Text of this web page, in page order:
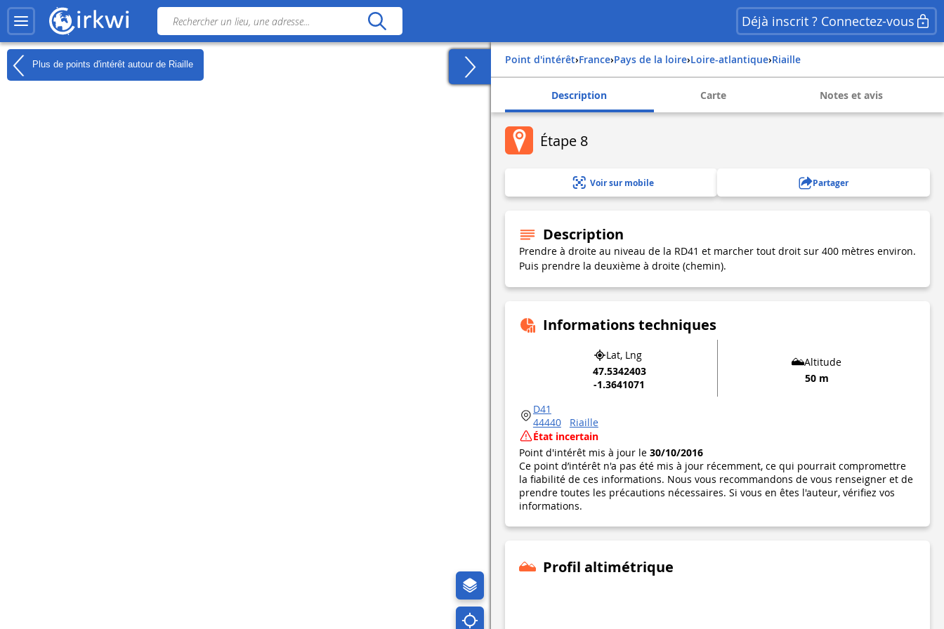
Déjà inscrit ? Connectez-vous
Plus de points d'intérêt autour de Riaille Point d'intérêt› france› pays de la loire› loire-atlantique› riaille
Description Carte Notes et avis
Étape 8
Voir sur mobile Partager
Description
Prendre à droite au niveau de la RD41 et marcher tout droit sur 400 mètres environ.
Puis prendre la deuxième à droite (chemin).
Informations techniques
Lat, Lng
47.5342403
-1.3641071
Altitude
50 m
D41
44440
Riaille
État incertain
Point d'intérêt mis à jour le 30/10/2016
Ce point d’intérêt n'a pas été mis à jour récemment, ce qui pourrait compromettre
la fiabilité de ces informations. Nous vous recommandons de vous renseigner et de
prendre toutes les précautions nécessaires. Si vous en êtes l'auteur, vérifiez vos
informations.
Profil altimétrique